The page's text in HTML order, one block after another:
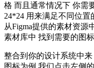
格 而且通常情况下 你需
24*24 用来满足不同位
从Figma提供的素材资源
素材库中 找到需要的图
整合到你的设计系统中